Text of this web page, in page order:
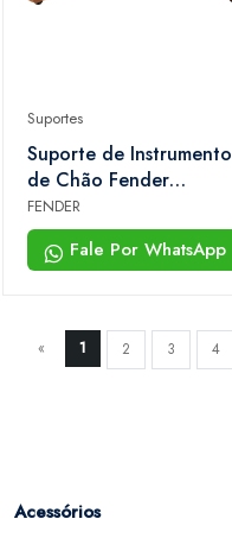
Suportes
Suporte de Instrumento
de Chão Fender
Timberframe
FENDER
Fale Por WhatsApp
« 1 2 3 4
Acessórios